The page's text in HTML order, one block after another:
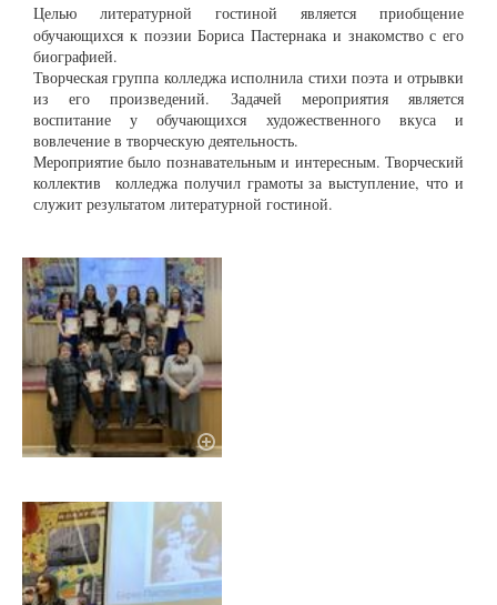
Целью
литературной гостиной является приобщение
обучающихся к поэзии Бориса Пастернака и знакомство с его
биографией.
Творческая группа колледжа исполнила стихи поэта и отрывки
из его произведений. Задачей мероприятия является
воспитание у обучающихся художественного вкуса и
вовлечение в творческую деятельность.
Мероприятие было познавательным и интересным. Творческий
коллектив колледжа получил грамоты за выступление, что и
служит результатом литературной гостиной.